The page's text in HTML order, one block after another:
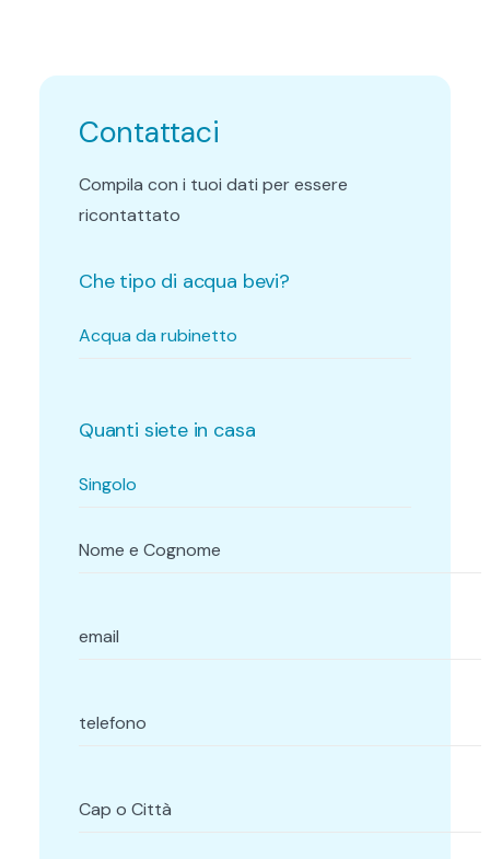
Contattaci
Compila con i tuoi dati per essere
ricontattato
Che tipo di acqua bevi?
Quanti siete in casa